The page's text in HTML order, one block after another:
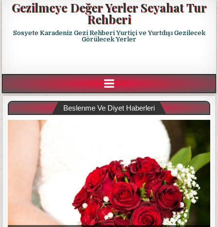
Gezilmeye Değer Yerler Seyahat Tur
Rehberi
Sosyete Karadeniz Gezi Rehberi Yurtiçi ve Yurtdışı Gezilecek
Görülecek Yerler
Beslenme Ve Diyet Haberleri